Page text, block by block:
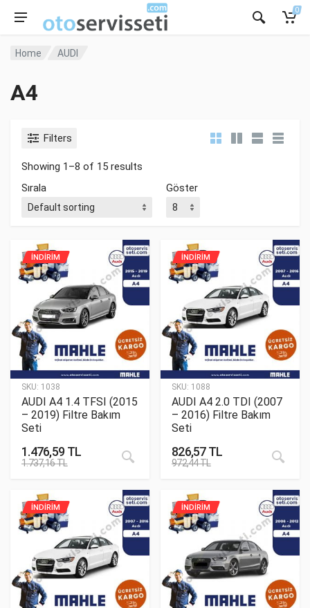
0
Home AUDI
A4
Filters
Showing 1–8 of 15 results
Sırala
Göster
SKU: 1038
İNDİRİM
AUDI A4 1.4 TFSI (2015
– 2019) Filtre Bakım
Seti
1.476,59TL
1.737,16TL
SKU: 1088
İNDİRİM
AUDI A4 2.0 TDI (2007
– 2016) Filtre Bakım
Seti
826,57TL
972,44TL
İNDİRİM İNDİRİM